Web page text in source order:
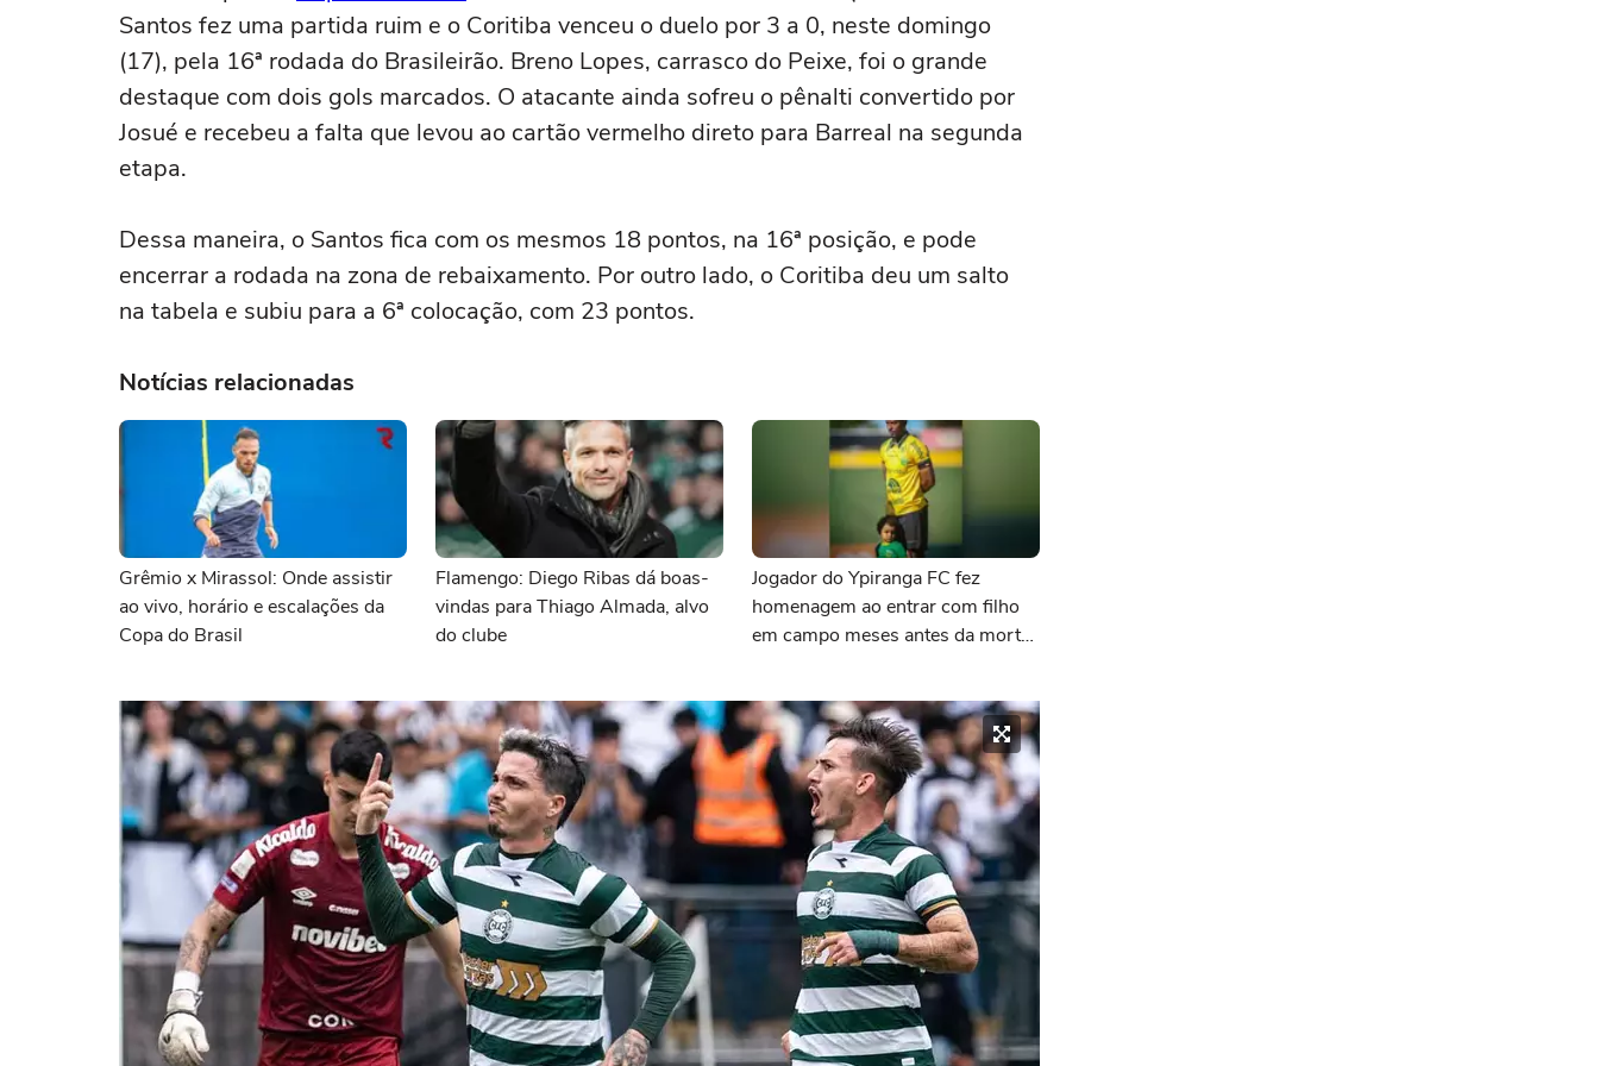
Santos fez uma partida ruim e o Coritiba venceu o duelo por 3 a 0, neste domingo
(17), pela 16ª rodada do Brasileirão. Breno Lopes, carrasco do Peixe, foi o grande
destaque com dois gols marcados. O atacante ainda sofreu o pênalti convertido por
Josué e recebeu a falta que levou ao cartão vermelho direto para Barreal na segunda
etapa.
Dessa maneira, o Santos fica com os mesmos 18 pontos, na 16ª posição, e pode
encerrar a rodada na zona de rebaixamento. Por outro lado, o Coritiba deu um salto
na tabela e subiu para a 6ª colocação, com 23 pontos.
Notícias relacionadas
Grêmio x Mirassol: Onde assistir
ao vivo, horário e escalações da
Copa do Brasil
Flamengo: Diego Ribas dá boas-
vindas para Thiago Almada, alvo
do clube
Jogador do Ypiranga FC fez
homenagem ao entrar com filho
em campo meses antes da morte